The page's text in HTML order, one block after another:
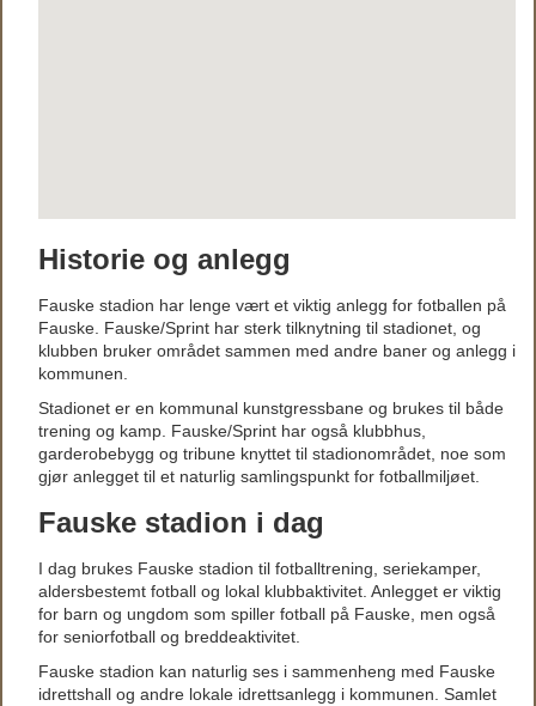
Historie og anlegg
Fauske stadion har lenge vært et viktig anlegg for fotballen på
Fauske. Fauske/Sprint har sterk tilknytning til stadionet, og
klubben bruker området sammen med andre baner og anlegg i
kommunen.
Stadionet er en kommunal kunstgressbane og brukes til både
trening og kamp. Fauske/Sprint har også klubbhus,
garderobebygg og tribune knyttet til stadionområdet, noe som
gjør anlegget til et naturlig samlingspunkt for fotballmiljøet.
Fauske stadion i dag
I dag brukes Fauske stadion til fotballtrening, seriekamper,
aldersbestemt fotball og lokal klubbaktivitet. Anlegget er viktig
for barn og ungdom som spiller fotball på Fauske, men også
for seniorfotball og breddeaktivitet.
Fauske stadion kan naturlig ses i sammenheng med Fauske
idrettshall og andre lokale idrettsanlegg i kommunen. Samlet